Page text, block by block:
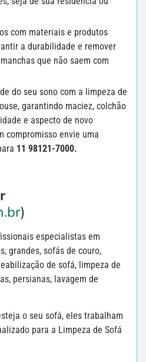
com materiais e produtos
a durabilidade e remover
que não saem com
do seu sono com a limpeza de
garantindo maciez, colchão
e aspecto de novo
compromisso envie uma
11 98121-7000.
)
especialistas em
grandes, sofás de couro,
de sofá, limpeza de
persianas, lavagem de
o seu sofá, eles trabalham
para a Limpeza de Sofá